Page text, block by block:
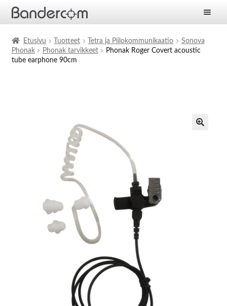
Tuotteet
valikko
Etusivu Tuotteet Tetra ja Piilokommunikaatio
Sonova
Phonak
Phonak tarvikkeet
Phonak Roger Covert acoustic
tube earphone 90cm